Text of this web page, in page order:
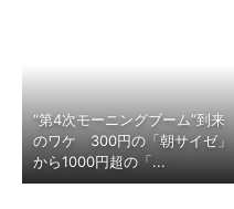
“第4次モーニングブーム”到来
のワケ 300円の「朝サイゼ」
から1000円超の「...